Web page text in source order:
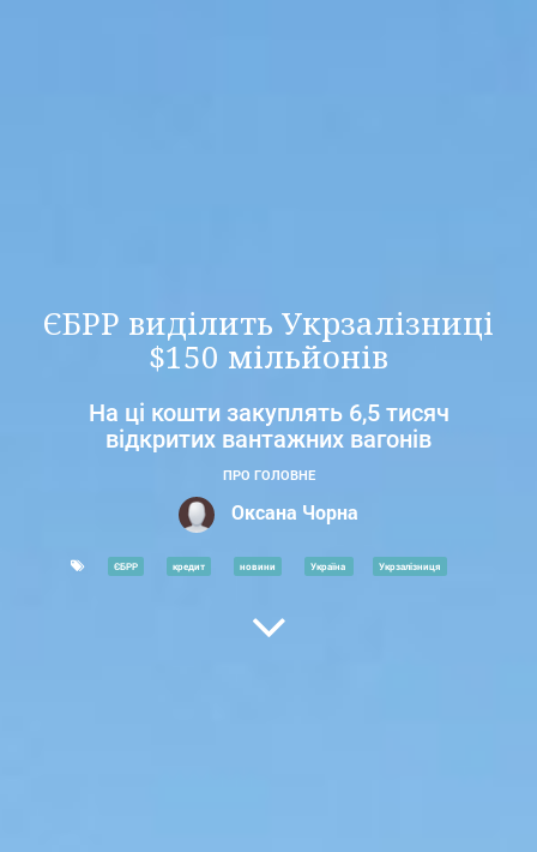
ЄБРР виділить Укрзалізниці
$150 мільйонів
На ці кошти закуплять 6,5 тисяч
відкритих вантажних вагонів
ПРО ГОЛОВНЕ
Оксана Чорна
ЄБРР кредит новини Україна Укрзалізниця